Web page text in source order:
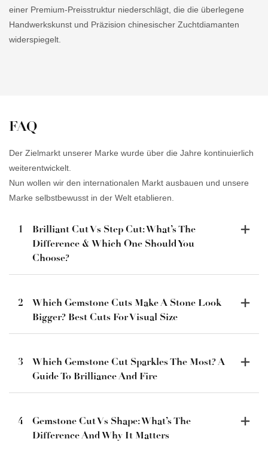
einer Premium-Preisstruktur niederschlägt, die die überlegene
Handwerkskunst und Präzision chinesischer Zuchtdiamanten
widerspiegelt.
FAQ
Der Zielmarkt unserer Marke wurde über die Jahre kontinuierlich
weiterentwickelt.
Nun wollen wir den internationalen Markt ausbauen und unsere
Marke selbstbewusst in der Welt etablieren.
1
Brilliant Cut Vs Step Cut: What’s The
Difference & Which One Should You
Choose?
2
Which Gemstone Cuts Make A Stone Look
Bigger? Best Cuts For Visual Size
3
Which Gemstone Cut Sparkles The Most? A
Guide To Brilliance And Fire
4
Gemstone Cut Vs Shape: What’s The
Difference And Why It Matters